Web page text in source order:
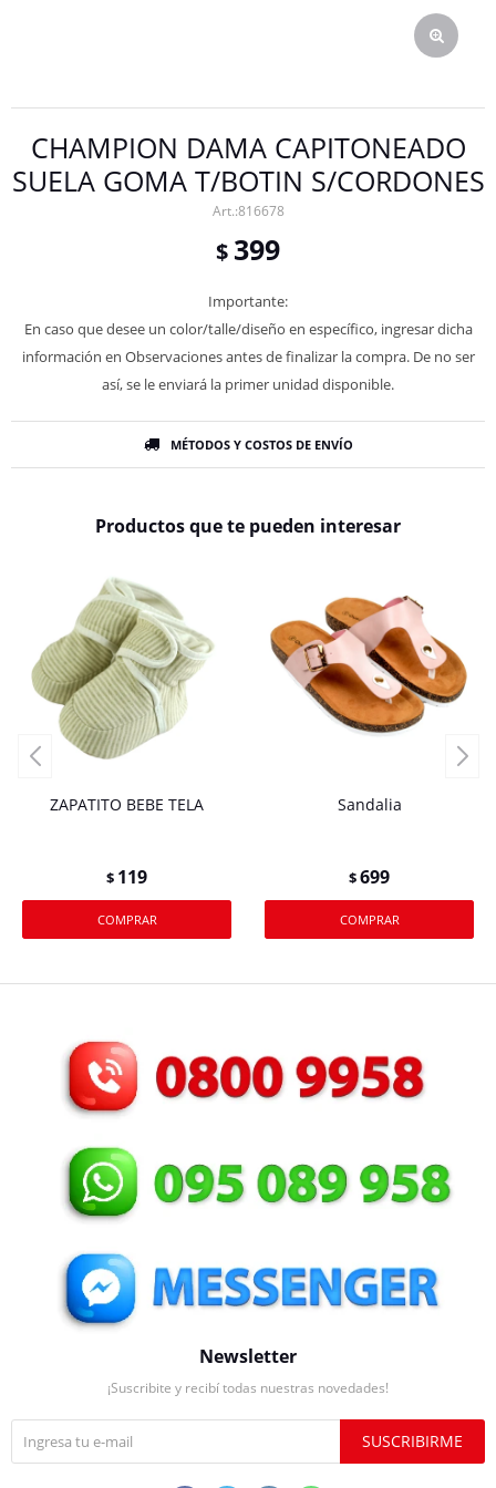
CHAMPION DAMA CAPITONEADO
SUELA GOMA T/BOTIN S/CORDONES
816678
$ 399
Importante:
En caso que desee un color/talle/diseño en específico, ingresar dicha
información en Observaciones antes de finalizar la compra. De no ser
así, se le enviará la primer unidad disponible.
MÉTODOS Y COSTOS DE ENVÍO
Productos que te pueden interesar
ZAPATITO BEBE TELA
$ 119
Sandalia
$699
Newsletter
¡Suscribite y recibí todas nuestras novedades!
SUSCRIBIRME